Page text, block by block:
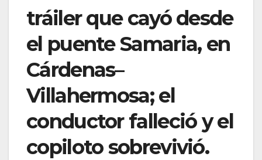
tráiler que cayó desde
el puente Samaria, en
Cárdenas–
Villahermosa; el
conductor falleció y el
copiloto sobrevivió.